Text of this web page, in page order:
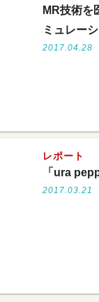
MR技術
ミュレー
2017.04.28
レポート
「ura
2017.03.21